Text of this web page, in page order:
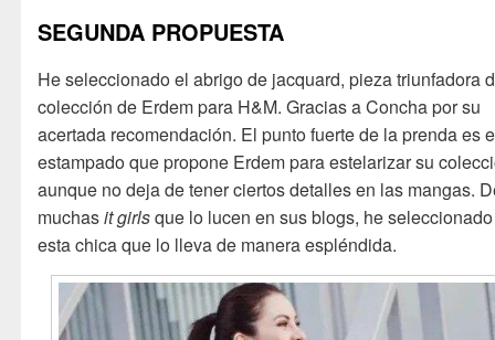
SEGUNDA PROPUESTA
He seleccionado el abrigo de jacquard, pieza triunfadora
colección de Erdem para H&M. Gracias a Concha por su
acertada recomendación. El punto fuerte de la prenda es
estampado que propone Erdem para estelarizar su
aunque no deja de tener ciertos detalles en las mangas.
muchasit girlsque lo lucen en sus blogs, he
esta chica que lo lleva de manera espléndida.